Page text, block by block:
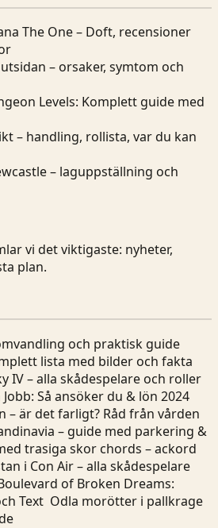
The One – Doft, recensioner
– orsaker, symtom och
Levels: Komplett guide med
– handling, rollista, var du kan
– laguppställning och
vi det viktigaste: nyheter,
plan.
och praktisk guide
lista med bilder och fakta
IV – alla skådespelare och roller
Så ansöker du & lön 2024
– är det farligt? Råd från vården
– guide med parkering &
trasiga skor chords – ackord
i Con Air – alla skådespelare
of Broken Dreams:
Text Odla morötter i pallkrage